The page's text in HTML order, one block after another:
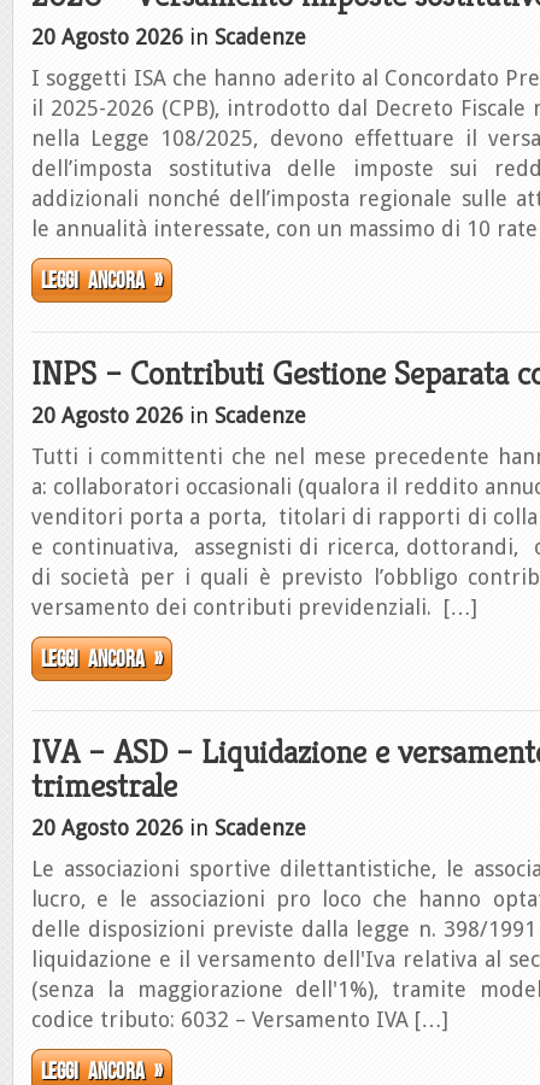
20 Agosto 2026 in Scadenze
I soggetti ISA che hanno aderito al Concordato
il 2025-2026 (CPB), introdotto dal Decreto
nella Legge 108/2025, devono effettuare il
dell’imposta sostitutiva delle imposte sui
addizionali nonché dell’imposta regionale sulle
le annualità interessate, con un massimo di 10
Leggi ancora »
INPS – Contributi Gestione Separata
20 Agosto 2026 in Scadenze
Tutti i committenti che nel mese precedente
a: collaboratori occasionali (qualora il reddito
venditori porta a porta, titolari di rapporti di
e continuativa, assegnisti di ricerca, dottorandi,
di società per i quali è previsto l’obbligo
versamento dei contributi previdenziali. […]
Leggi ancora »
IVA – ASD – Liquidazione e
trimestrale
20 Agosto 2026 in Scadenze
Le associazioni sportive dilettantistiche, le
lucro, e le associazioni pro loco che hanno
delle disposizioni previste dalla legge n. 398/
liquidazione e il versamento dell'Iva relativa al
(senza la maggiorazione dell'1%), tramite
codice tributo: 6032 – Versamento IVA […]
Leggi ancora »